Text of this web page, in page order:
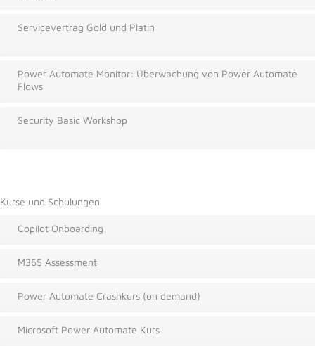
Servicevertrag Gold und Platin
Power Automate Monitor: Überwachung von Power Automate
Flows
Security Basic Workshop
Kurse und Schulungen
Copilot Onboarding
M365 Assessment
Power Automate Crashkurs (on demand)
Microsoft Power Automate Kurs